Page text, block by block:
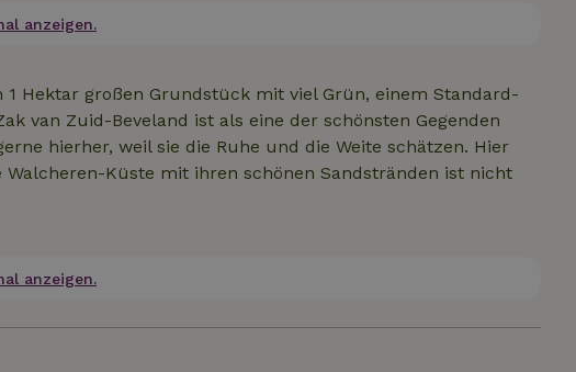
anzeigen.
Hektar großen Grundstück mit viel Grün, einem Standard-
van Zuid-Beveland ist als eine der schönsten Gegenden
hierher, weil sie die Ruhe und die Weite schätzen. Hier
Küste mit ihren schönen Sandstränden ist nicht
anzeigen.